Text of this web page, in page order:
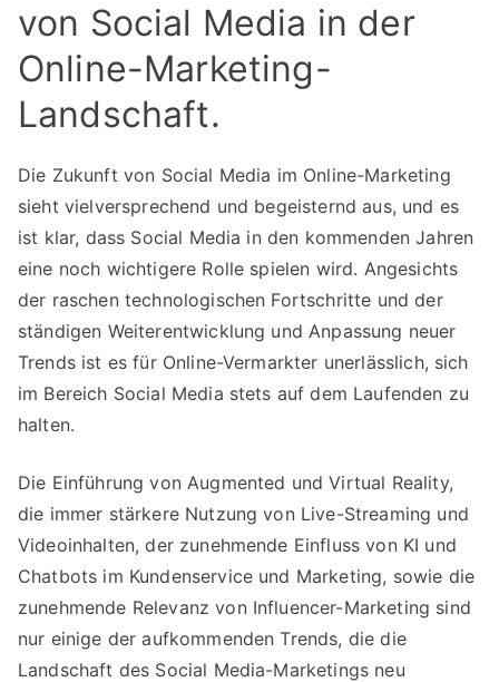
von Social Media in der
Online-Marketing-
Landschaft.
Die Zukunft von Social Media im Online-Marketing
sieht vielversprechend und begeisternd aus, und es
ist klar, dass Social Media in den kommenden Jahren
eine noch wichtigere Rolle spielen wird. Angesichts
der raschen technologischen Fortschritte und der
ständigen Weiterentwicklung und Anpassung neuer
Trends ist es für Online-Vermarkter unerlässlich, sich
im Bereich Social Media stets auf dem Laufenden zu
halten.
Die Einführung von Augmented und Virtual Reality,
die immer stärkere Nutzung von Live-Streaming und
Videoinhalten, der zunehmende Einfluss von KI und
Chatbots im Kundenservice und Marketing, sowie die
zunehmende Relevanz von Influencer-Marketing sind
nur einige der aufkommenden Trends, die die
Landschaft des Social Media-Marketings neu